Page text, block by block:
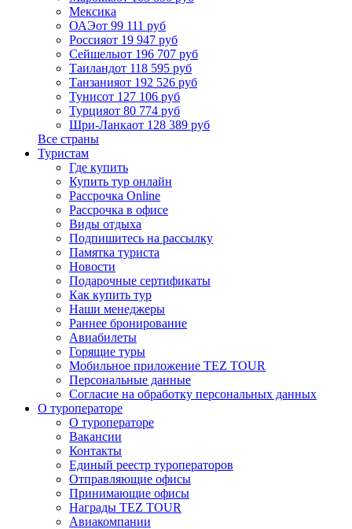
Мексика
ОАЭот 99 111 руб
Россияот 19 947 руб
Сейшелыот 196 707 руб
Таиландот 118 595 руб
Танзанияот 192 526 руб
Тунисот 127 106 руб
Турцияот 80 774 руб
Шри-Ланкаот 128 389 руб
Все страны
Туристам
Где купить
Купить тур онлайн
Рассрочка Online
Рассрочка в офисе
Виды отдыха
Подпишитесь на рассылку
Памятка туриста
Новости
Подарочные сертификаты
Как купить тур
Наши менеджеры
Раннее бронирование
Авиабилеты
Горящие туры
Мобильное приложение TEZ TOUR
Персональные данные
Согласие на обработку персональных данных
О туроператоре
О туроператоре
Вакансии
Контакты
Единый реестр туроператоров
Отправляющие офисы
Принимающие офисы
Награды TEZ TOUR
Авиакомпании